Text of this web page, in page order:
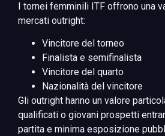
I tornei femminili ITF offrono una
mercati outright:
Vincitore del torneo
Finalista e semifinalista
Vincitore del quarto
Nazionalità del vincitore
Gli outright hanno un valore
qualificati o giovani prospetti
partita e minima esposizione